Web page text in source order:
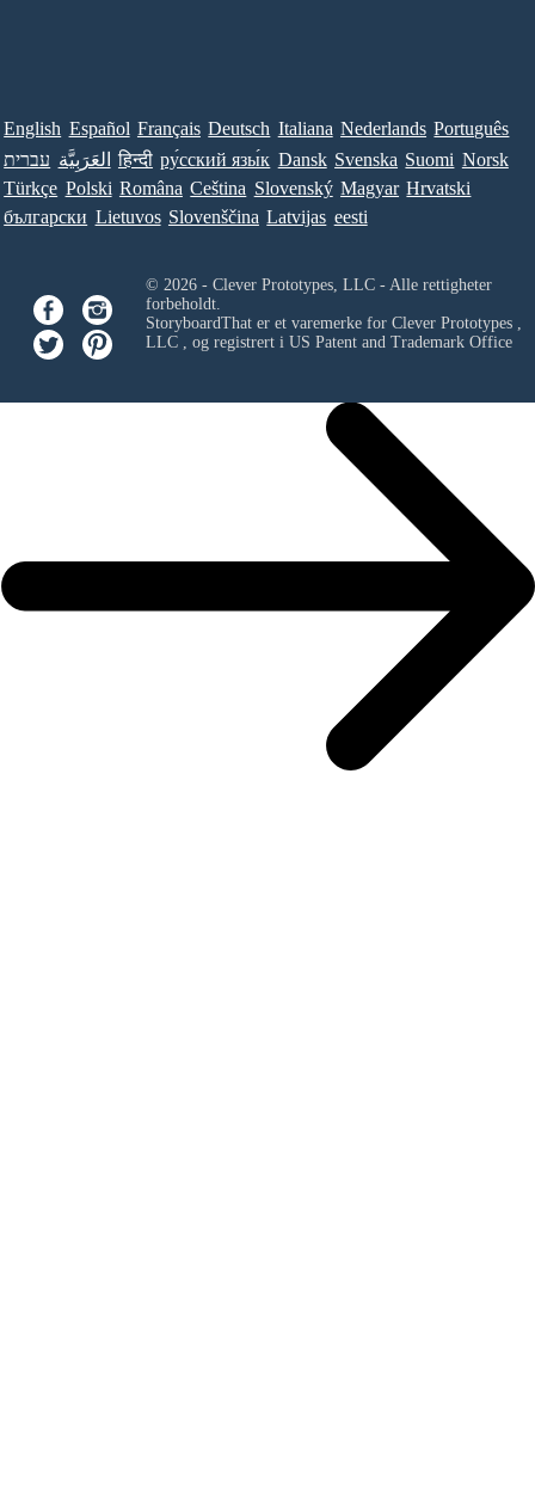
English Español Français Deutsch Italiana Nederlands Português
עברית العَرَبِيَّة हिन्दी ру́сский язы́к Dansk Svenska Suomi Norsk
Türkçe Polski Româna Ceština Slovenský Magyar Hrvatski
български Lietuvos Slovenščina Latvijas eesti
© 2026 - Clever Prototypes, LLC - Alle rettigheter
forbeholdt.
StoryboardThat er et varemerke for Clever Prototypes ,
LLC, og registrert i US Patent and Trademark Office